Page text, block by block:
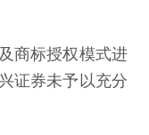
商标授权模式进
证券未予以充分